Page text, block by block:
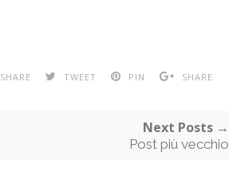
SHARE TWEET PIN SHARE
Next Posts →
Post più vecchio